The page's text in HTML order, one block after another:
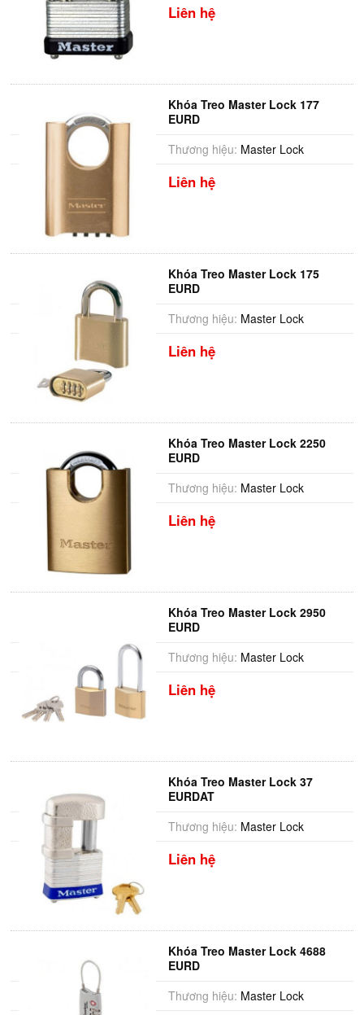
Liên hệ
Khóa Treo Master Lock 177
EURD
Thương hiệu: Master Lock
Liên hệ
Khóa Treo Master Lock 175
EURD
Thương hiệu: Master Lock
Liên hệ
Khóa Treo Master Lock 2250
EURD
Thương hiệu: Master Lock
Liên hệ
Khóa Treo Master Lock 2950
EURD
Thương hiệu: Master Lock
Liên hệ
Khóa Treo Master Lock 37
EURDAT
Thương hiệu: Master Lock
Liên hệ
Khóa Treo Master Lock 4688
EURD
Thương hiệu: Master Lock